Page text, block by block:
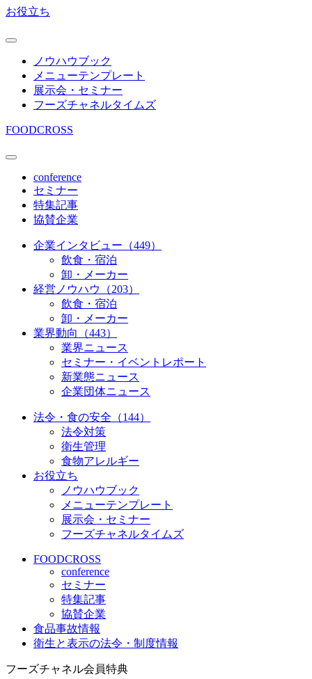
お役立ち
ノウハウブック
メニューテンプレート
展示会・セミナー
フーズチャネルタイムズ
FOODCROSS
conference
セミナー
特集記事
協賛企業
企業インタビュー（449）
飲食・宿泊
卸・メーカー
経営ノウハウ（203）
飲食・宿泊
卸・メーカー
業界動向（443）
業界ニュース
セミナー・イベントレポート
新業態ニュース
企業団体ニュース
法令・食の安全（144）
法令対策
衛生管理
食物アレルギー
お役立ち
ノウハウブック
メニューテンプレート
展示会・セミナー
フーズチャネルタイムズ
FOODCROSS
conference
セミナー
特集記事
協賛企業
食品事故情報
衛生と表示の法令・制度情報
フーズチャネル会員特典